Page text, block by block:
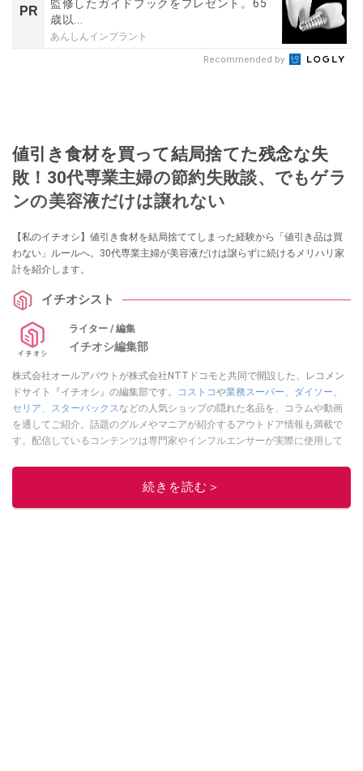
PR
監修したガイドブックをプレゼント。65
歳以...
あんしんインプラント
Recommended by
値引き食材を買って結局捨てた残念な失
敗！30代専業主婦の節約失敗談、でもゲラ
ンの美容液だけは譲れない
【私のイチオシ】値引き食材を結局捨ててしまった経験から「値引き品は買
わない」ルールへ。30代専業主婦が美容液だけは譲らずに続けるメリハリ家
計を紹介します。
イチオシスト
ライター / 編集
イチオシ編集部
株式会社オールアバウトが株式会社NTTドコモと共同で開設した、レコメン
ドサイト『イチオシ』の編集部です。
コストコや業務スーパー ダイソー
セリア
スターバックス などの人気ショップの隠れた名品を、コラムや動画
を通してご紹介。話題のグルメやマニアが紹介するアウトドア情報も満載で
す。配信しているコンテンツは専門家やインフルエンサーが実際に使用して
ニュースでフォロー
続きを読む＞